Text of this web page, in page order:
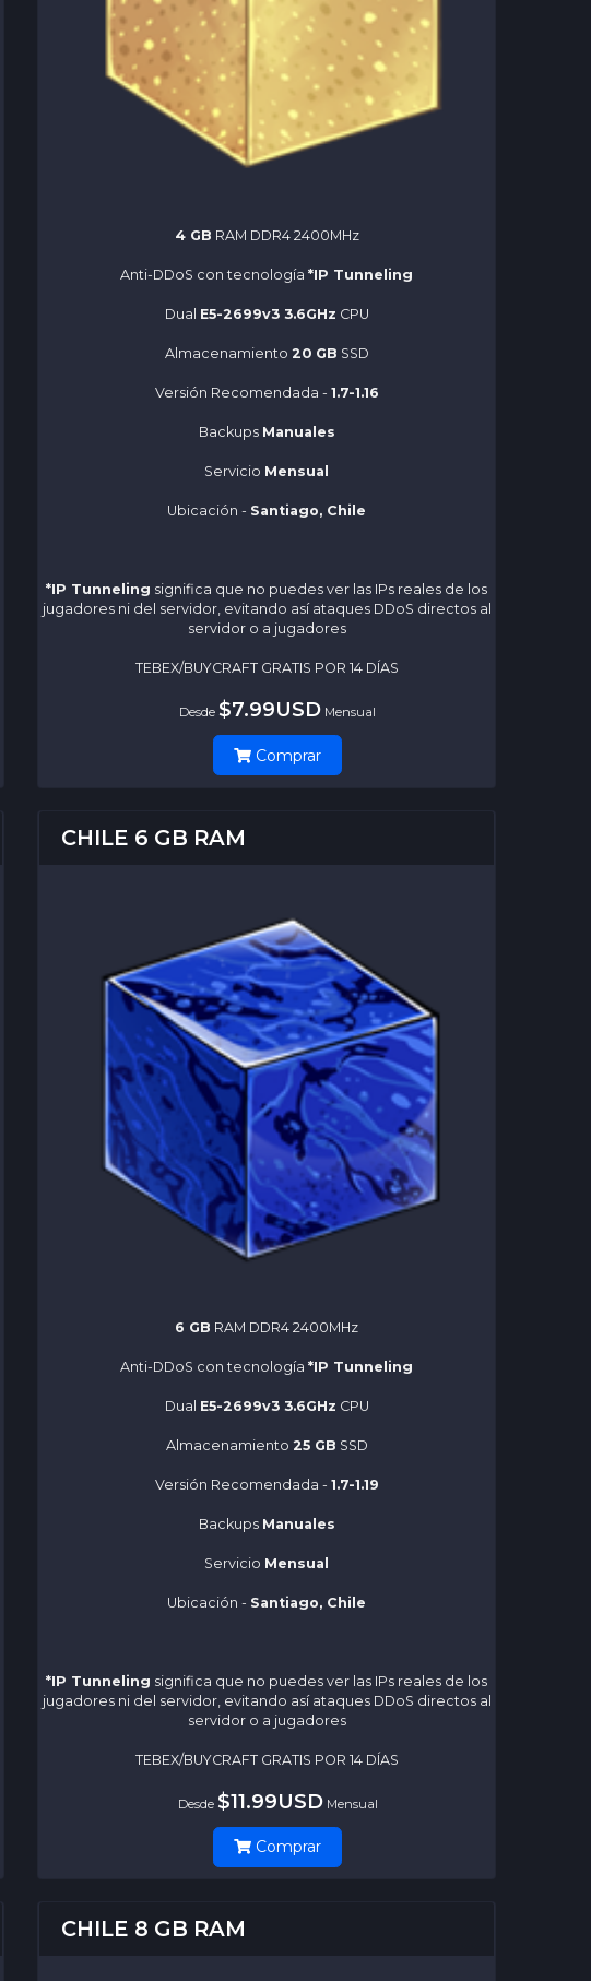
4 GB RAM DDR4 2400MHz
Anti-DDoS con tecnología *IP Tunneling
Dual E5-2699v3 3.6GHz CPU
Almacenamiento 20 GB SSD
Versión Recomendada - 1.7-1.16
Backups Manuales
Servicio Mensual
Ubicación - Santiago, Chile
*IP Tunneling significa que no puedes ver las IPs reales de los
jugadores ni del servidor, evitando así ataques DDoS directos al
servidor o a jugadores
TEBEX/BUYCRAFT GRATIS POR 14 DÍAS
Desde $7.99USD Mensual
Comprar
CHILE 6 GB RAM
6 GB RAM DDR4 2400MHz
Anti-DDoS con tecnología *IP Tunneling
Dual E5-2699v3 3.6GHz CPU
Almacenamiento 25 GB SSD
Versión Recomendada - 1.7-1.19
Backups Manuales
Servicio Mensual
Ubicación - Santiago, Chile
*IP Tunneling significa que no puedes ver las IPs reales de los
jugadores ni del servidor, evitando así ataques DDoS directos al
servidor o a jugadores
TEBEX/BUYCRAFT GRATIS POR 14 DÍAS
Desde $11.99USDMensual
Comprar
CHILE 8 GB RAM